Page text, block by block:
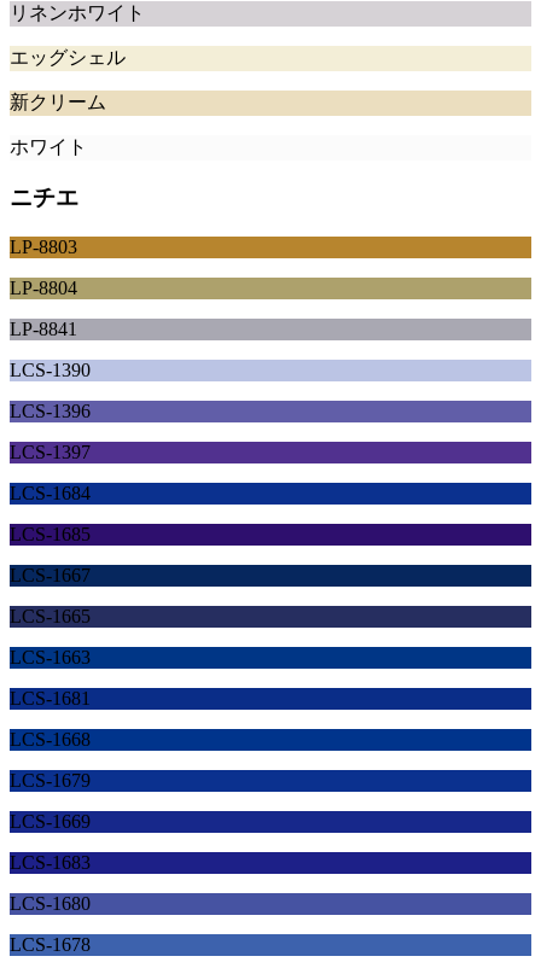
リネンホワイト
エッグシェル
新クリーム
ホワイト
ニチエ
LP-8803
LP-8804
LP-8841
LCS-1390
LCS-1396
LCS-1397
LCS-1684
LCS-1685
LCS-1667
LCS-1665
LCS-1663
LCS-1681
LCS-1668
LCS-1679
LCS-1669
LCS-1683
LCS-1680
LCS-1678